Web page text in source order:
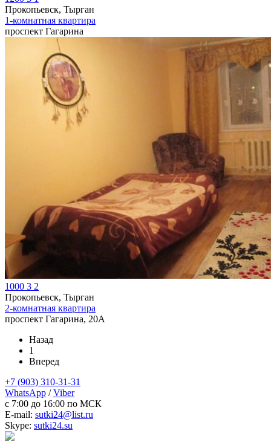
Прокопьевск, Тырган
1-комнатная квартира
проспект Гагарина
1000 3 2
Прокопьевск, Тырган
2-комнатная квартира
проспект Гагарина, 20А
Назад
1
Вперед
+7 (903) 310-31-31
WhatsApp /Viber
c 7:00 до 16:00 по МСК
E-mail: sutki24@list.ru
Skype: sutki24.su